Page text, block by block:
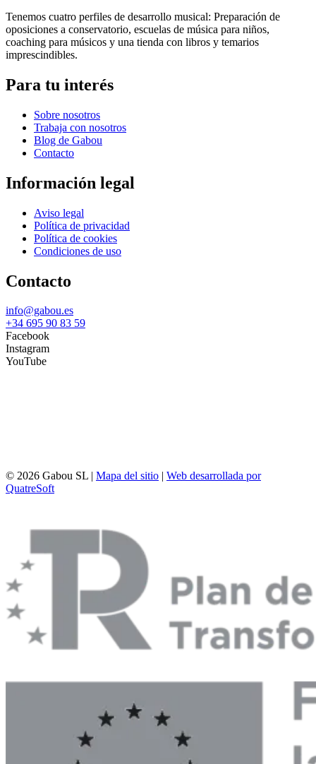
Tenemos cuatro perfiles de desarrollo musical: Preparación de
oposiciones a conservatorio, escuelas de música para niños,
coaching para músicos y una tienda con libros y temarios
imprescindibles.
Para tu interés
Sobre nosotros
Trabaja con nosotros
Blog de Gabou
Contacto
Información legal
Aviso legal
Política de privacidad
Política de cookies
Condiciones de uso
Contacto
info@gabou.es
+34 695 90 83 59
Facebook
Instagram
YouTube
© 2026 Gabou SL | Mapa del sitio | Web desarrollada por
QuatreSoft